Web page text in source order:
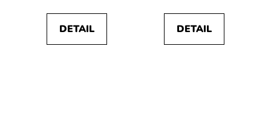
DETAIL DETAIL